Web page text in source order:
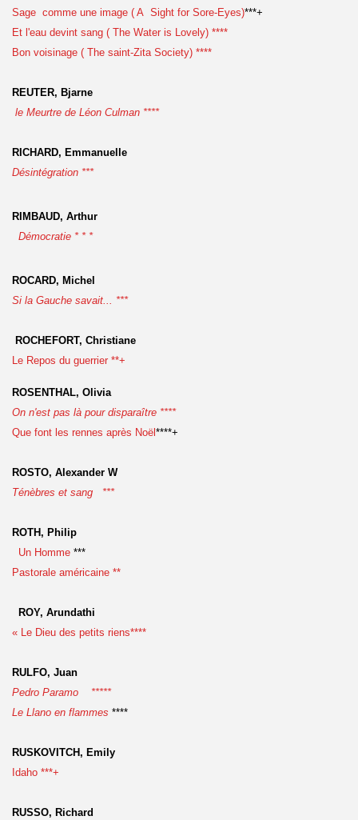
Sage comme une image ( A Sight for Sore-Eyes)***+
Et l'eau devint sang ( The Water is Lovely) ****
Bon voisinage ( The saint-Zita Society) ****
REUTER, Bjarne
le Meurtre de Léon Culman ****
RICHARD, Emmanuelle
Désintégration ***
RIMBAUD, Arthur
Démocratie * * *
ROCARD, Michel
Si la Gauche savait... ***
ROCHEFORT, Christiane
Le Repos du guerrier **+
ROSENTHAL, Olivia
On n'est pas là pour disparaître ****
Que font les rennes après Noël ****+
ROSTO, Alexander W
Ténèbres et sang ***
ROTH, Philip
Un Homme ***
Pastorale américaine **
ROY, Arundathi
« Le Dieu des petits riens****
RULFO, Juan
Pedro Paramo *****
Le Llano en flammes ****
RUSKOVITCH, Emily
Idaho ***+
RUSSO, Richard